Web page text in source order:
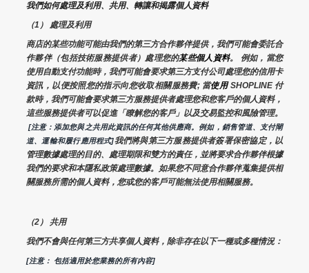
我們如何處理及利用、共用、轉讓和揭露個人資料
（1） 處理及利用
商店的某些功能可能由我們的第三方合作夥伴提供，我們可能會委託合
作夥伴（包括技術服務提供者）處理您的某些個人資料。 例如，當您
使用自動支付功能時，我們可能會要求第三方支付公司處理您的信用卡
資訊，以便按照您的指示向您收取相關服務費; 當使用 SHOPLINE 付
款時，我們可能會要求第三方服務提供者處理您和您客戶的個人資料，
[注意：添加您與之共用此資訊的任何其他供應商。例如，銷售管道、支付閘
道、運輸和履行應用程式]我們將與第三方服務提供者簽署保密協定，以
管理數據處理的目的、處理期限和雙方的責任，並將要求合作夥伴根據
我們的要求和本隱私政策處理數據。如果您不同意合作夥伴蒐集提供相
關服務所需的個人資料，您或您的客戶可能無法使用相關服務。
（2） 共用
我們不會與任何第三方共享個人資料，除非存在以下一種或多種情況：
[注意： 包括適用於您業務的所有內容]